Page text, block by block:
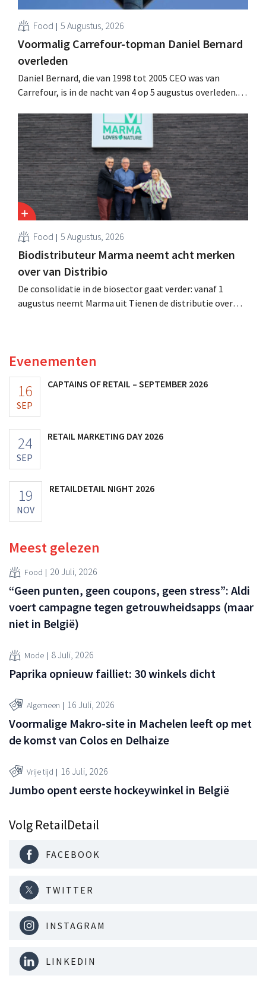
Food 5 Augustus, 2026
Voormalig Carrefour-topman Daniel Bernard
overleden
Daniel Bernard, die van 1998 tot 2005 CEO was van
Carrefour, is in de nacht van 4 op 5 augustus overleden.
retailer, realiseerde de fusie met Promodès en nam
toenmalig Belgisch marktleider GB over.
Food 5 Augustus, 2026
Biodistributeur Marma neemt acht merken
over van Distribio
De consolidatie in de biosector gaat verder: vanaf 1
augustus neemt Marma uit Tienen de distributie over
Evenementen
16
SEP
CAPTAINS OF RETAIL – SEPTEMBER 2026
24
SEP
RETAIL MARKETING DAY 2026
19
NOV
RETAILDETAIL NIGHT 2026
Meest gelezen
Food 20 Juli, 2026
“Geen punten, geen coupons, geen stress”: Aldi
voert campagne tegen getrouwheidsapps (maar
niet in België)
Mode 8 Juli, 2026
Paprika opnieuw failliet: 30 winkels dicht
Algemeen 16 Juli, 2026
Voormalige Makro-site in Machelen leeft op met
de komst van Colos en Delhaize
Vrije tijd 16 Juli, 2026
Jumbo opent eerste hockeywinkel in België
Volg RetailDetail
FACEBOOK
TWITTER
INSTAGRAM
LINKEDIN